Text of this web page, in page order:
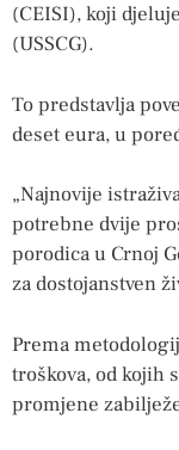
(CEISI), koji
(USSCG).
To predstavlja
deset eura, u
„Najnovije
potrebne dvije
porodica u Crnoj
za dostojanstven
Prema
troškova, od kojih
promjene